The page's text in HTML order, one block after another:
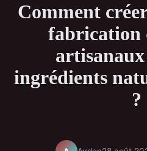
Comment
fabrication
artisanaux
ingrédients
?